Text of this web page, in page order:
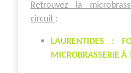
Retrouvez la
circuit :
LAURENTIDES :
MICROBRASSERIE À